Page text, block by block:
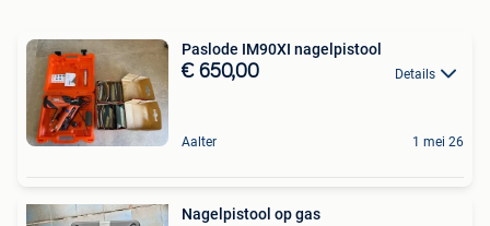
Paslode IM90XI nagelpistool
€ 650,00 Details
Aalter 1 mei 26
Nagelpistool op gas